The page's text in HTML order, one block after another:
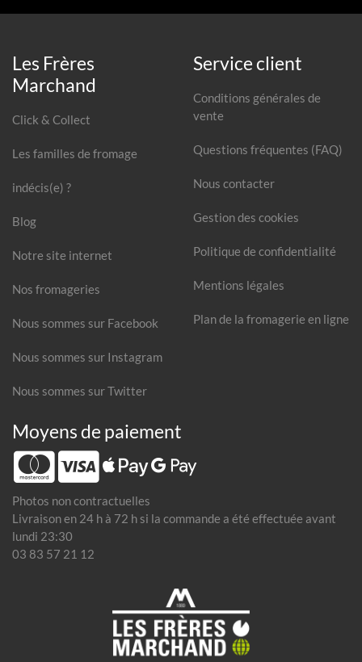
Les Frères
Marchand
Click & Collect
Les familles de fromage
indécis(e) ?
Blog
Notre site internet
Nos fromageries
Nous sommes sur Facebook
Nous sommes sur Instagram
Nous sommes sur Twitter
Service client
Conditions générales de
vente
Questions fréquentes (FAQ)
Nous contacter
Gestion des cookies
Politique de confidentialité
Mentions légales
Plan de la fromagerie en ligne
Moyens de paiement
Photos non contractuelles
Livraison en 24 h à 72 h si la commande a été effectuée avant
lundi 23:30
03 83 57 21 12